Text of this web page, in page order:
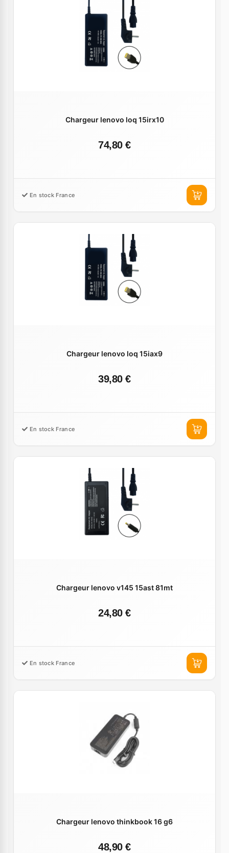
Chargeur lenovo loq 15irx10
74,80 €
En stock France
Chargeur lenovo loq 15iax9
39,80 €
En stock France
Chargeur lenovo v145 15ast 81mt
24,80 €
En stock France
Chargeur lenovo thinkbook 16 g6
48,90 €